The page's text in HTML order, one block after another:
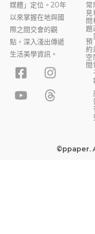
媒體」定位。20年
以來掌握在地與國
際之間交會的觀
點，深入淺出傳遞
生活美學資訊。
F
a
c
I
n
s
t
Y
o
u
T
h
r
e
常
見
問
題
預
約
空
間
©ppaper.